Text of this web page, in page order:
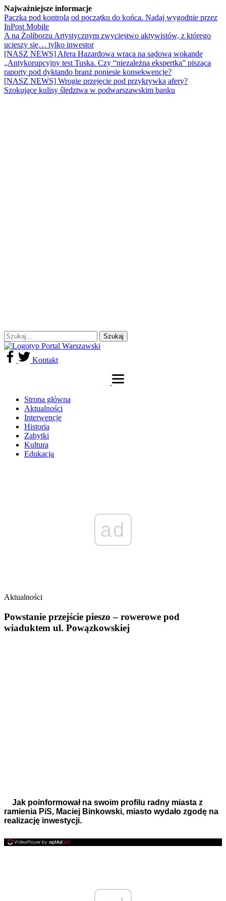
Najważniejsze informacje
Paczka pod kontrolą od początku do końca. Nadaj wygodnie przez
InPost Mobile
A na Żoliborzu Artystycznym zwycięstwo aktywistów, z którego
ucieszy się… tylko inwestor
[NASZ NEWS] Afera Hazardowa wraca na sądową wokandę
„Antykorupcyjny test Tuska. Czy “niezależna ekspertka” pisząca
raporty pod dyktando branż poniesie konsekwencje?
[NASZ NEWS] Wrogie przejęcie pod przykrywką afery?
Szokujące kulisy śledztwa w podwarszawskim banku
Kontakt
Strona główna
Aktualności
Interwencje
Historia
Zabytki
Kultura
Edukacja
ad
Aktualności
Powstanie przejście pieszo – rowerowe pod
wiaduktem ul. Powązkowskiej
Jak poinformował na swoim profilu radny miasta z
ramienia PiS, Maciej Binkowski, miasto wydało zgodę na
realizację inwestycji.